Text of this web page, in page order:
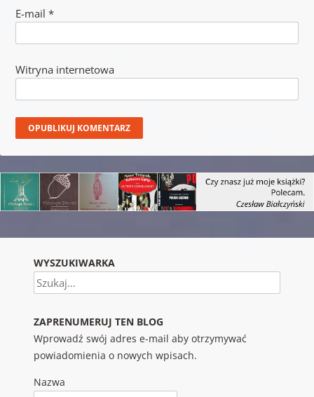
E-mail *
Witryna internetowa
WYSZUKIWARKA
Szukaj
ZAPRENUMERUJ TEN BLOG
Wprowadź swój adres e-mail aby otrzymywać
powiadomienia o nowych wpisach.
Nazwa